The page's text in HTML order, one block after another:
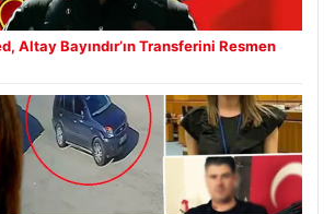
Altay Bayındır’ın Transferini Resmen